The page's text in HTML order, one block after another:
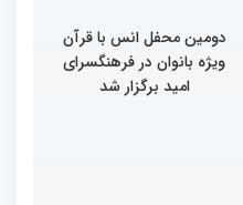
دومین محفل انس با قرآن
ویژه بانوان در فرهنگسرای
امید برگزار شد